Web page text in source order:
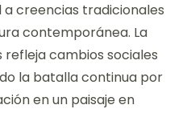
creencias tradicionales
contemporánea. La
refleja cambios sociales
la batalla continua por
en un paisaje en